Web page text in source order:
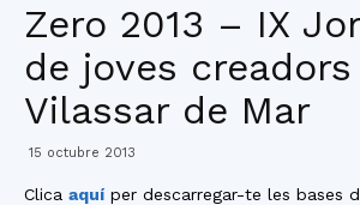
Comarcal
del
Zero 2013 – IX
de joves creadors
Vilassar de Mar
15 octubre 2013
Clica aquí per descarregar-te les bases